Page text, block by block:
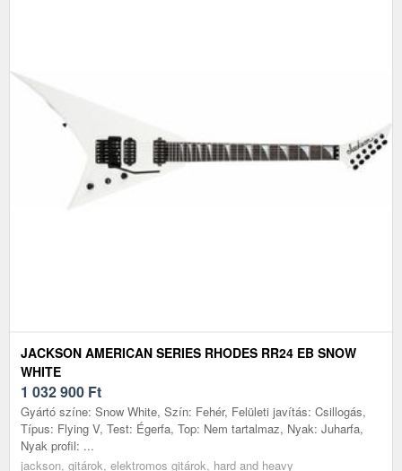
JACKSON AMERICAN SERIES RHODES RR24 EB SNOW
WHITE
1 032 900 Ft
Gyártó színe: Snow White, Szín: Fehér, Felületi javítás: Csillogás,
Típus: Flying V, Test: Égerfa, Top: Nem tartalmaz, Nyak: Juharfa,
Nyak profil: ...
jackson, gitárok, elektromos gitárok, hard and heavy